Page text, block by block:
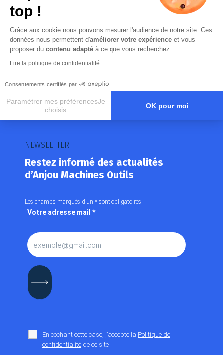
top !
Grâce aux cookie nous pouvons mesurer l'audience de notre site. Ces
données nous permettent d'améliorer votre expérience et vous
proposer du contenu adapté à ce que vous recherchez.
Lire la politique de confidentialité
Consentements certifiés par
Paramétrer mes préférencesJe
choisis
OK pour moi
NEWSLETTER
Restez informé des actualités
d’Anjou Machines Outils
Les champs marqués d’un * sont obligatoires
Votre adresse mail *
En cochant cette case, j’accepte la Politique de
confidentialité de ce site